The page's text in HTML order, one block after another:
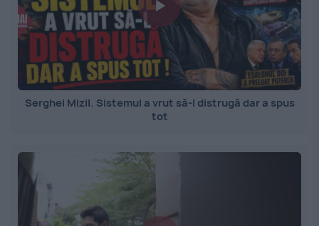
Serghei Mizil. Sistemul a vrut să-l distrugă dar a spus
tot